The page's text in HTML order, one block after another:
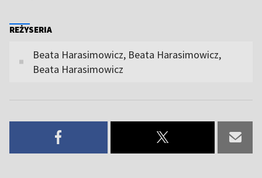
REŻYSERIA
Beata Harasimowicz, Beata Harasimowicz,
Beata Harasimowicz